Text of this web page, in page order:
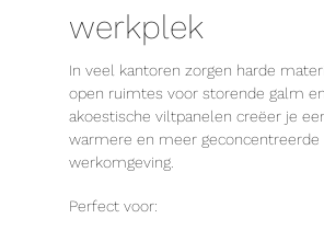
werkplek
In veel kantoren zorgen harde
open ruimtes voor storende galm
akoestische viltpanelen creëer je
warmere en meer geconcentreerde
werkomgeving.
Perfect voor: